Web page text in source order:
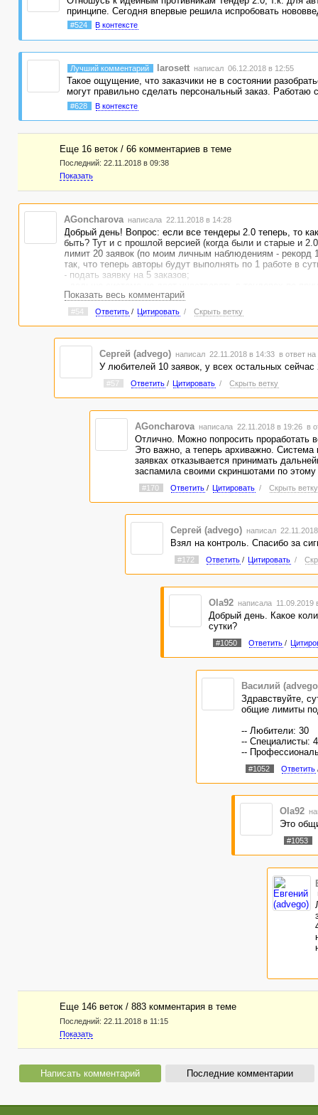
принципе. Сегодня впервые решила испробовать
#524 В контексте
Лучший комментарий larosett написал 06.12.2018 в 12:55
Такое ощущение, что заказчики не в состоянии
могут правильно сделать персональный заказ. Работаю
#628 В контексте
Еще 16 веток / 66 комментариев в темe
Последний: 22.11.2018 в 09:38
Показать
AGoncharova написала 22.11.2018 в 14:28
Добрый день! Вопрос: если все тендеры 2.0 теперь, то
быть? Тут и с прошлой версией (когда были и старые и
лимит 20 заявок (по моим личным наблюдениям - рекорд
так, что теперь авторы будут выполнять по 1 работе в
- подать заявку на 5 заказов;
- один заказчик из пяти спустя 12 часов одобрил;
- работа пришла, выполнил;
- рабочий день окончен.
Показать весь комментарий
#54 Ответить / Цитировать / Скрыть ветку
Сергей (advego) написал 22.11.2018 в 14:33в ответ на
У любителей 10 заявок, у всех остальных
#57 Ответить / Цитировать / Скрыть ветку
AGoncharova написала 22.11.2018 в 19:26в
Отлично. Можно попросить проработать
Это важно, а теперь архиважно.
заявках отказывается принимать
заспамила своими скриншотами по этому
#170 Ответить / Цитировать / Скрыть ветку
Сергей (advego) написал
Взял на контроль. Спасибо за
#172 Ответить / Цитировать /
Ola92 написала
Добрый день. Какое
сутки?
#1050 Ответить /
Василий
Здравствуйте,
общие лимиты
-- Любители: 30
-- Специалисты:
--
#1052 Ответить
Ola92
Это
#1053
Еще 146 веток / 883 комментария в темe
Последний: 22.11.2018 в 11:15
Показать
Написать комментарий Последние комментарии